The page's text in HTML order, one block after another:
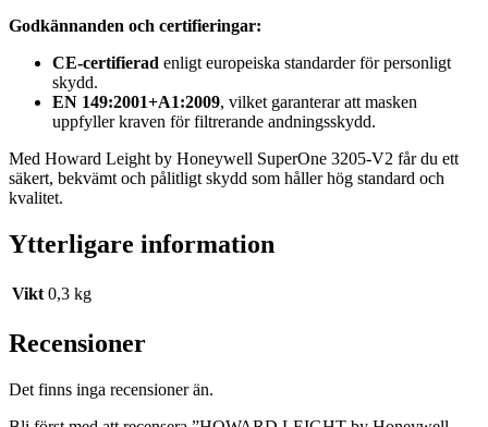
Godkännanden och certifieringar:
CE-certifierad enligt europeiska standarder för personligt
skydd.
EN 149:2001+A1:2009, vilket garanterar att masken
uppfyller kraven för filtrerande andningsskydd.
Med Howard Leight by Honeywell SuperOne 3205-V2 får du ett
säkert, bekvämt och pålitligt skydd som håller hög standard och
kvalitet.
Ytterligare information
Vikt 0,3 kg
Recensioner
Det finns inga recensioner än.